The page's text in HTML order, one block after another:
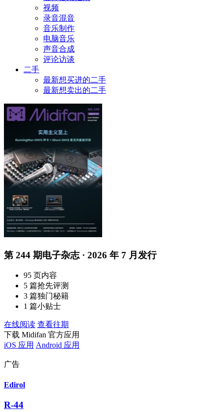
视频
录音混音
音乐制作
电脑音乐
声音合成
评论访谈
二手
最新想买进的二手
最新想卖出的二手
第 244 期电子杂志 · 2026 年 7 月发行
95 页内容
5 篇抢先评测
3 篇独门秘籍
1 篇小贴士
在线阅读 查看往期
下载 Midifan 官方应用
iOS 应用 Android 应用
广告
Edirol
R-44